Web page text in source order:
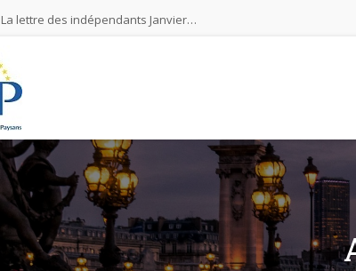
La lettre des indépendants Janvier…
La lettre des indépendants Juin…
Mission nationale ÉLECTIONS MUNICIPALES 2026
La lettre des indépendants N°2-2026